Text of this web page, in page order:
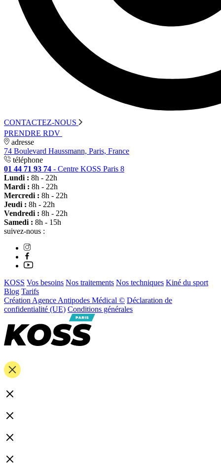
CONTACTEZ-NOUS
PRENDRE RDV
adresse
74 Boulevard Haussmann, Paris, France
téléphone
01 44 71 93 74 - Centre KOSS Paris 8
Lundi : 8h - 22h
Mardi : 8h - 22h
Mercredi : 8h - 22h
Jeudi : 8h - 22h
Vendredi : 8h - 22h
Samedi : 8h - 15h
suivez-nous :
KOSS Vos besoins Nos traitements Nos techniques Kiné du sport
Blog Tarifs
Création Agence Antipodes Médical © Déclaration de
confidentialité (UE) Conditions générales